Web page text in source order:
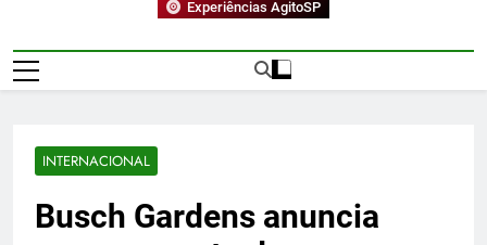
Experiências AgitoSP
INTERNACIONAL
Busch Gardens anuncia